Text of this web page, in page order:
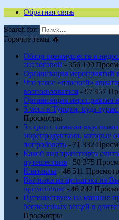
Обратная связь
Search for:
Горячие темы 🔥
Обзор преимуществ и
аналоговой - 356 199
Организация мероприятий
Что такое «плоский»
воспользоваться - 97 457
Организация мероприятия
5 мест в Турции, куда
Просмотры
5 стран с самыми
морепродуктами, которые
попробовать - 71 332
Какой вид транспорта
путешествия - 58 375
Контакты - 46 511
Вытяжка из артишока из
применение - 46 242
Путешествуем на машине
бесполезных вещей в
Просмотры